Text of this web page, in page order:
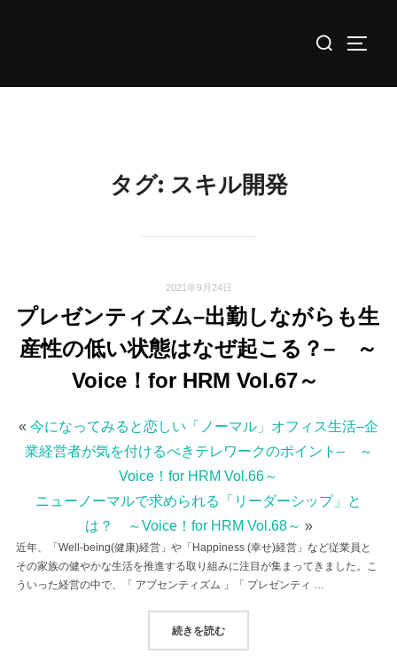
ン
索
タグ: スキル開発
2021年9月24日
プレゼンティズム–出勤しながらも生
産性の低い状態はなぜ起こる？– ～
Voice！for HRM Vol.67～
« 今になってみると恋しい「ノーマル」オフィス生活–企
業経営者が気を付けるべきテレワークのポイント– ～
Voice！for HRM Vol.66～
ニューノーマルで求められる「リーダーシップ」と
は？ ～Voice！for HRM Vol.68～ »
近年、「Well-being(健康)経営」や「Happiness (幸せ)経営」など従業員と
その家族の健やかな生活を推進する取り組みに注目が集まってきました。こ
ういった経営の中で、「 アブセンティズム 」「 プレゼンティ …
続きを読む“プレゼンティズム–出勤しなが